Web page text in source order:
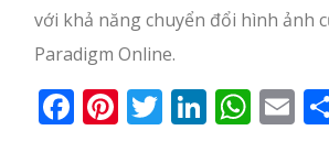
với khả năng chuyển đổi hình ảnh
Paradigm Online.
Facebook
Pinterest
Twitter